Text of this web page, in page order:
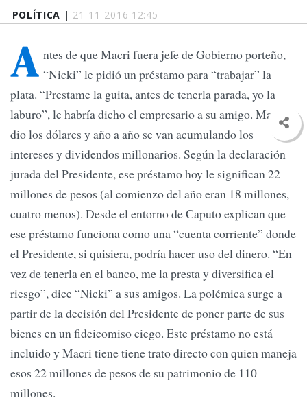
POLÍTICA | 21-11-2016 12:45
A ntes de que Macri fuera jefe de Gobierno porteño,
“Nicki” le pidió un préstamo para “trabajar” la
plata. “Prestame la guita, antes de tenerla parada, yo la
laburo”, le habría dicho el empresario a su amigo. Macri le
dio los dólares y año a año se van acumulando los
intereses y dividendos millonarios. Según la declaración
jurada del Presidente, ese préstamo hoy le significan 22
millones de pesos (al comienzo del año eran 18 millones,
cuatro menos). Desde el entorno de Caputo explican que
ese préstamo funciona como una “cuenta corriente” donde
el Presidente, si quisiera, podría hacer uso del dinero. “En
vez de tenerla en el banco, me la presta y diversifica el
riesgo”, dice “Nicki” a sus amigos. La polémica surge a
partir de la decisión del Presidente de poner parte de sus
bienes en un fideicomiso ciego. Este préstamo no está
incluido y Macri tiene tiene trato directo con quien maneja
esos 22 millones de pesos de su patrimonio de 110
millones.